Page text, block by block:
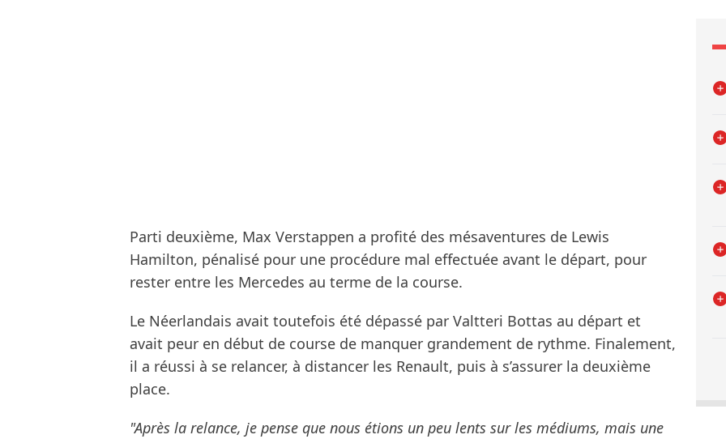
Parti deuxième, Max Verstappen a profité des mésaventures de Lewis
Hamilton, pénalisé pour une procédure mal effectuée avant le départ, pour
rester entre les Mercedes au terme de la course.
Le Néerlandais avait toutefois été dépassé par Valtteri Bottas au départ et
avait peur en début de course de manquer grandement de rythme. Finalement,
il a réussi à se relancer, à distancer les Renault, puis à s’assurer la deuxième
place.
"Après la relance, je pense que nous étions un peu lents sur les médiums, mais une